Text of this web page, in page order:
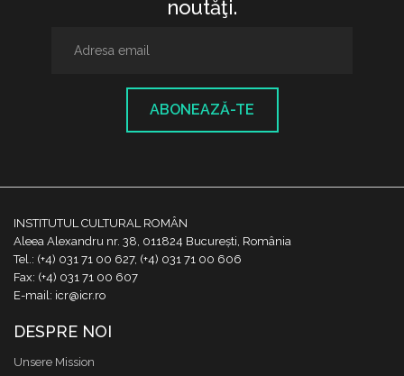
noutăţi.
ABONEAZĂ-TE
INSTITUTUL CULTURAL ROMÂN
Aleea Alexandru nr. 38, 011824 București, România
Tel.: (+4) 031 71 00 627, (+4) 031 71 00 606
Fax: (+4) 031 71 00 607
E-mail: icr@icr.ro
DESPRE NOI
Unsere Mission